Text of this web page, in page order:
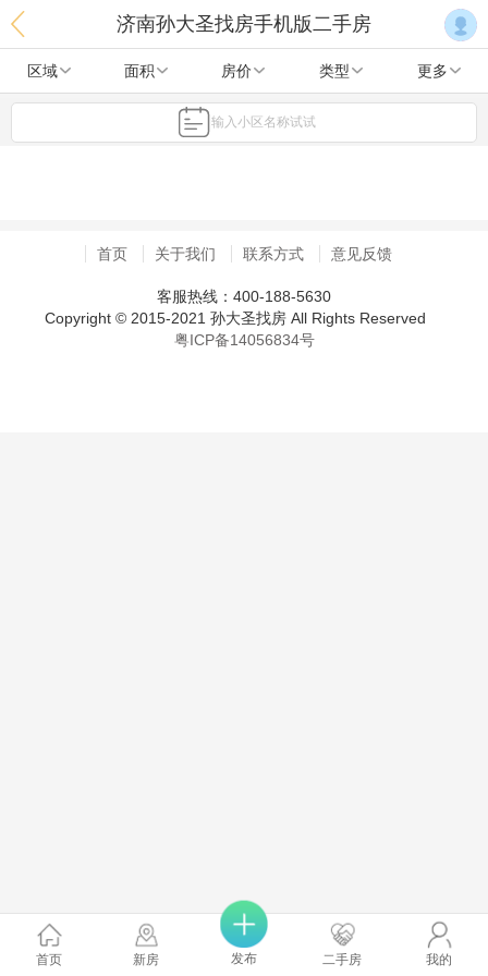
济南孙大圣找房手机版二手房
区域 面积 房价 类型 更多
输入小区名称试试
首页 新房 发布 二手房 我的
首页 关于我们 联系方式 意见反馈
客服热线：400-188-5630
Copyright © 2015-2021 孙大圣找房 All Rights Reserved
粤ICP备14056834号